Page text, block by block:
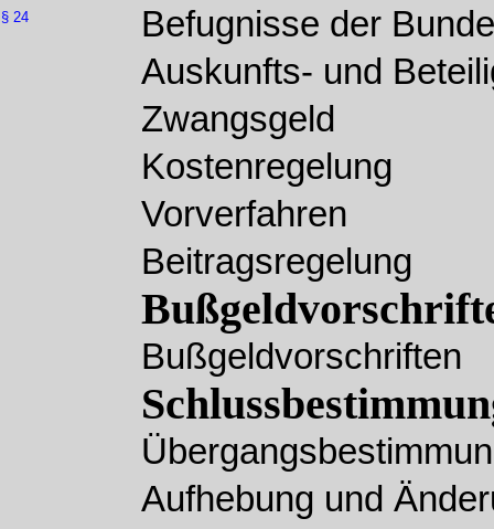
§ 24
Befugnisse der
Auskunfts- und
Zwangsgeld
Kostenregelung
Vorverfahren
Beitragsregelung
Bußgeldvorschriften
Aufhebung und